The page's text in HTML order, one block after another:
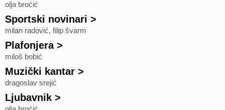
olja broćić
Sportski novinari >
milan radović, filip švarm
Plafonjera>
miloš bobić
Muzički kantar >
dragoslav srejić
Ljubavnik >